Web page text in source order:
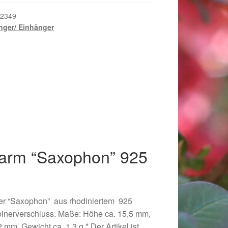
Einhänger
“Saxophon” 925
“Saxophon” aus rhodiniertem 925
Maße: Höhe ca. 15,5 mm,